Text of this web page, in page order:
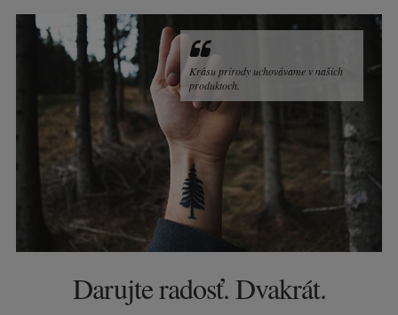
Krásu prírody uchovávame v našich
produktoch.
Darujte radosť. Dvakrát.